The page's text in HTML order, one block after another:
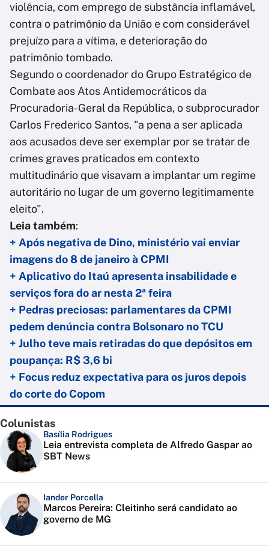
violência, com emprego de substância inflamável,
contra o patrimônio da União e com considerável
prejuízo para a vítima, e deterioração do
patrimônio tombado.
Segundo o coordenador do Grupo Estratégico de
Combate aos Atos Antidemocráticos da
Procuradoria-Geral da República, o subprocurador
Carlos Frederico Santos, "a pena a ser aplicada
aos acusados deve ser exemplar por se tratar de
crimes graves praticados em contexto
multitudinário que visavam a implantar um regime
autoritário no lugar de um governo legitimamente
eleito".
Leia também:
+ Após negativa de Dino, ministério vai enviar
imagens do 8 de janeiro à CPMI
+ Aplicativo do Itaú apresenta insabilidade e
serviços fora do ar nesta 2ª feira
+ Pedras preciosas: parlamentares da CPMI
pedem denúncia contra Bolsonaro no TCU
+ Julho teve mais retiradas do que depósitos em
poupança: R$ 3,6 bi
+ Focus reduz expectativa para os juros depois
do corte do Copom
Colunistas
Basília Rodrigues
Leia entrevista completa de Alfredo Gaspar ao
SBT News
Iander Porcella
Marcos Pereira: Cleitinho será candidato ao
governo de MG